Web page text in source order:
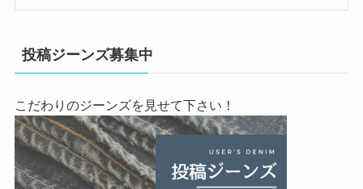
投稿ジーンズ募集中
こだわりのジーンズを見せて下さい！